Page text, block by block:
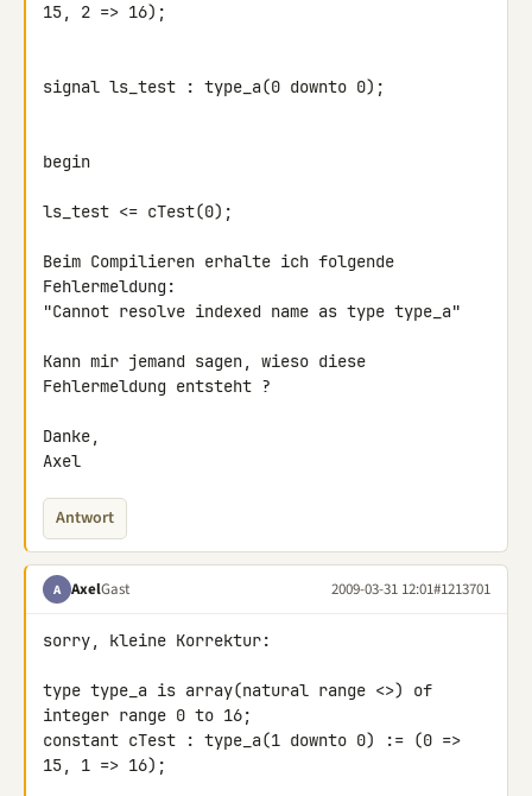
15, 2 => 16);
signal ls_test : type_a(0 downto 0);
begin
ls_test <= cTest(0);
Beim Compilieren erhalte ich folgende
Fehlermeldung:
"Cannot resolve indexed name as type type_a"
Kann mir jemand sagen, wieso diese
Fehlermeldung entsteht ?
Danke,
Axel
Antwort
A AxelGast 2009-03-31 12:01#1213701
sorry, kleine Korrektur:
type type_a is array(natural range <>) of
integer range 0 to 16;
constant cTest : type_a(1 downto 0) := (0 =>
15, 1 => 16);